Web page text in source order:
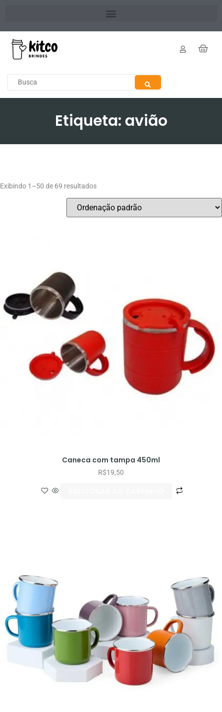
Etiqueta: avião
Exibindo 1–50 de 69 resultados
Caneca com tampa 450ml
R$19,50